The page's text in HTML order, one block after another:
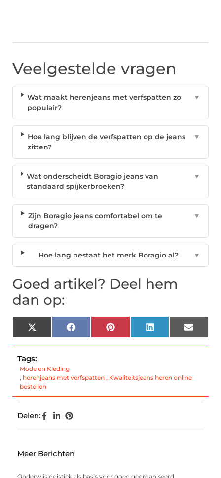
Veelgestelde vragen
Wat maakt herenjeans met verfspatten zo
populair?
▼
Hoe lang blijven de verfspatten op de jeans
zitten?
▼
Wat onderscheidt Boragio jeans van
standaard spijkerbroeken?
▼
Zijn Boragio jeans comfortabel om te
dragen?
▼
Hoe lang bestaat het merk Boragio al? ▼
Goed artikel? Deel hem
dan op:
X
(Twitter)
Facebook Pinterest LinkedIn Email
Tags:
Mode en Kleding
, herenjeans met verfspatten , Kwaliteitsjeans heren online
bestellen
Delen:
Meer Berichten
Onderwijslogistiek als basis voor goed georganiseerd